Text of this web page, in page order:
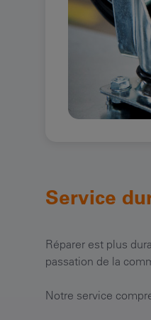
Service
Réparer est plus
passation de la
Notre service